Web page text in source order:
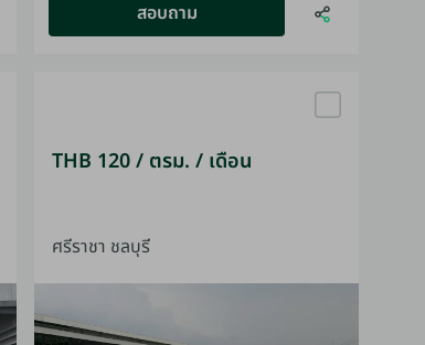
สอบถาม
THB 120 / ตรม. / เดือน
ศรีราชา ชลบุรี